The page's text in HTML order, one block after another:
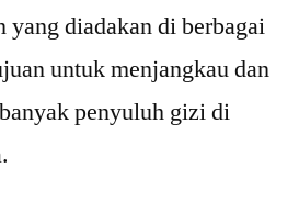
diadakan di berbagai
untuk menjangkau dan
penyuluh gizi di